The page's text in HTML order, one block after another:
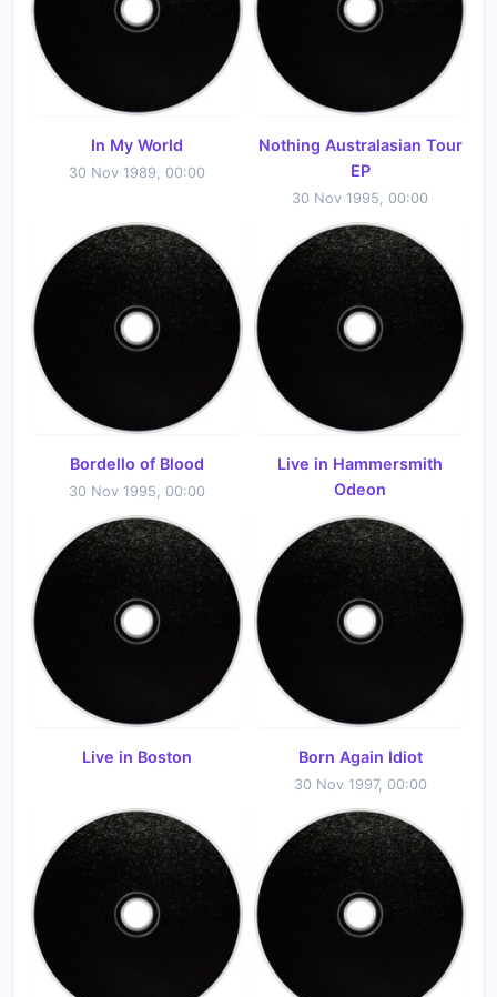
In My World
30 Nov 1989, 00:00
Nothing Australasian Tour
EP
30 Nov 1995, 00:00
Bordello of Blood
30 Nov 1995, 00:00
Live in Hammersmith
Odeon
Live in Boston Born Again Idiot
30 Nov 1997, 00:00